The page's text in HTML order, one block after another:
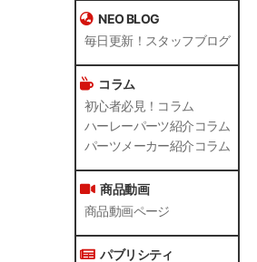
NEO BLOG
毎日更新！スタッフブログ
コラム
初心者必見！コラム
ハーレーパーツ紹介コラム
パーツメーカー紹介コラム
商品動画
商品動画ページ
パブリシティ